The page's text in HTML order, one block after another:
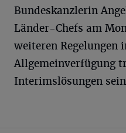
Bundeskanzlerin
Länder-Chefs am
weiteren Regelungen
Allgemeinverfügung
Interimslösungen